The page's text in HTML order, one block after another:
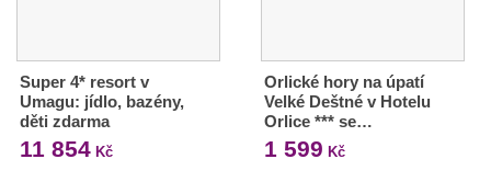
Super 4* resort v
Umagu: jídlo, bazény,
děti zdarma
11 854 Kč
Orlické hory na úpatí
Velké Deštné v Hotelu
Orlice *** se…
1 599 Kč